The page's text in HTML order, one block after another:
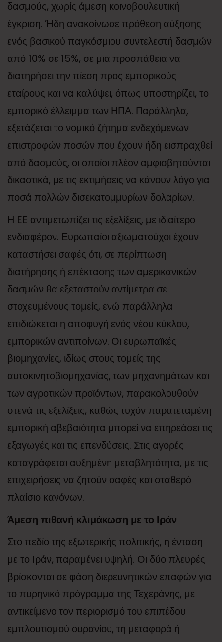
δασμούς, χωρίς άμεση κοινοβουλευτική
έγκριση. Ήδη ανακοίνωσε πρόθεση αύξησης
ενός βασικού παγκόσμιου συντελεστή δασμών
από 10% σε 15%, σε μια προσπάθεια να
διατηρήσει την πίεση προς εμπορικούς
εταίρους και να καλύψει, όπως υποστηρίζει, το
εμπορικό έλλειμμα των ΗΠΑ. Παράλληλα,
εξετάζεται το νομικό ζήτημα ενδεχόμενων
επιστροφών ποσών που έχουν ήδη εισπραχθεί
από δασμούς, οι οποίοι πλέον αμφισβητούνται
δικαστικά, με τις εκτιμήσεις να κάνουν λόγο για
ποσά πολλών δισεκατομμυρίων δολαρίων.
Η EE αντιμετωπίζει τις εξελίξεις, με ιδιαίτερο
ενδιαφέρον. Ευρωπαίοι αξιωματούχοι έχουν
καταστήσει σαφές ότι, σε περίπτωση
διατήρησης ή επέκτασης των αμερικανικών
δασμών θα εξεταστούν αντίμετρα σε
στοχευμένους τομείς, ενώ παράλληλα
επιδιώκεται η αποφυγή ενός νέου κύκλου,
εμπορικών αντιποίνων. Οι ευρωπαϊκές
βιομηχανίες, ιδίως στους τομείς της
αυτοκινητοβιομηχανίας, των μηχανημάτων και
των αγροτικών προϊόντων, παρακολουθούν
στενά τις εξελίξεις, καθώς τυχόν παρατεταμένη
εμπορική αβεβαιότητα μπορεί να επηρεάσει τις
εξαγωγές και τις επενδύσεις. Στις αγορές
καταγράφεται αυξημένη μεταβλητότητα, με τις
επιχειρήσεις να ζητούν σαφές και σταθερό
πλαίσιο κανόνων.
Άμεση πιθανή κλιμάκωση με το Ιράν
Στο πεδίο της εξωτερικής πολιτικής, η ένταση
με το Ιράν, παραμένει υψηλή. Οι δύο πλευρές
βρίσκονται σε φάση διερευνητικών επαφών για
το πυρηνικό πρόγραμμα της Τεχεράνης, με
αντικείμενο τον περιορισμό του επιπέδου
εμπλουτισμού ουρανίου, τη μεταφορά ή